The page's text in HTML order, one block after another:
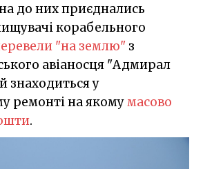
до них приєднались
корабельного
"на землю" з
авіаносця "Адмирал
знаходиться у
ремонті на якомумасово
.